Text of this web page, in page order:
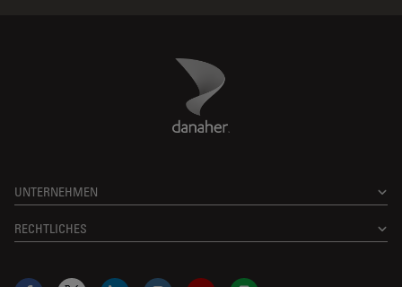
Danaher Logo
UNTERNEHMEN
RECHTLICHES